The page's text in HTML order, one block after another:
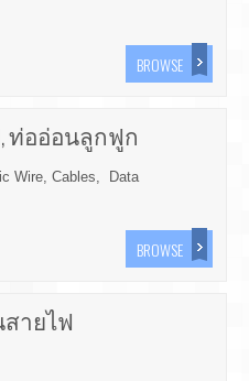
BROWSE
ท่ออ่อนลูกฟูก
Wire, Cables, Data
BROWSE
สายไฟ